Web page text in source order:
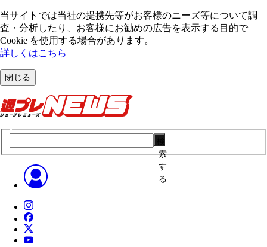
当サイトでは当社の提携先等がお客様のニーズ等について調
査・分析したり、お客様にお勧めの広告を表⽰する⽬的で
Cookie を使⽤する場合があります。
詳しくはこちら
閉じる
索
す
る